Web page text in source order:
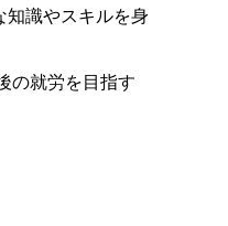
知識やスキルを身
の就労を目指す